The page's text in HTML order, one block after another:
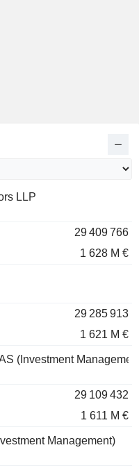
LLP
29 409 766
1 628 M €
29 285 913
1 621 M €
(Investment
29 109 432
1 611 M €
Management)